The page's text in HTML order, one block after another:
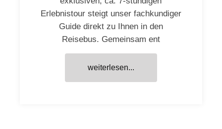
Erlebnistour steigt unser fachkundiger
Guide direkt zu Ihnen in den
Reisebus. Gemeinsam ent
weiterlesen...